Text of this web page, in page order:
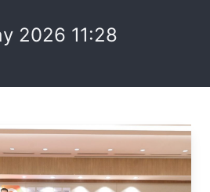
2026 11:28